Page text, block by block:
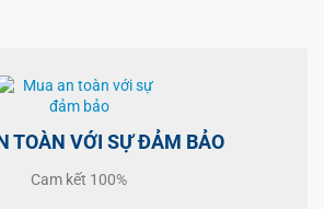
TOÀN VỚI SỰ ĐẢM BẢO
Cam kết 100%